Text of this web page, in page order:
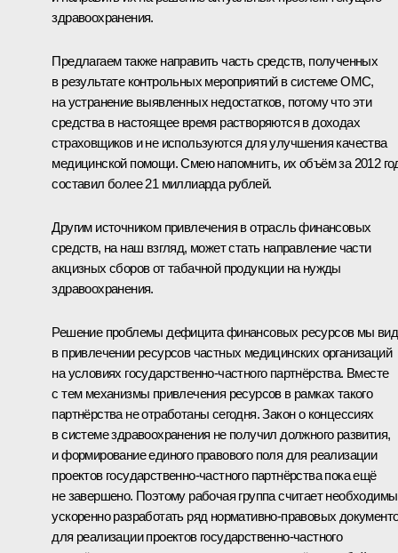
здравоохранения.
Предлагаем также направить часть средств, полученных
в результате контрольных мероприятий в системе ОМС,
на устранение выявленных недостатков, потому что эти
средства в настоящее время растворяются в доходах
страховщиков и не используются для улучшения качества
медицинской помощи. Смею напомнить, их объём за 2012
составил более 21 миллиарда рублей.
Другим источником привлечения в отрасль финансовых
средств, на наш взгляд, может стать направление части
акцизных сборов от табачной продукции на нужды
здравоохранения.
Решение проблемы дефицита финансовых ресурсов мы
в привлечении ресурсов частных медицинских организаций
на условиях государственно-частного партнёрства. Вместе
с тем механизмы привлечения ресурсов в рамках такого
партнёрства не отработаны сегодня. Закон о концессиях
в системе здравоохранения не получил должного развития,
и формирование единого правового поля для реализации
проектов государственно-частного партнёрства пока ещё
не завершено. Поэтому рабочая группа считает
ускоренно разработать ряд нормативно-правовых
для реализации проектов государственно-частного